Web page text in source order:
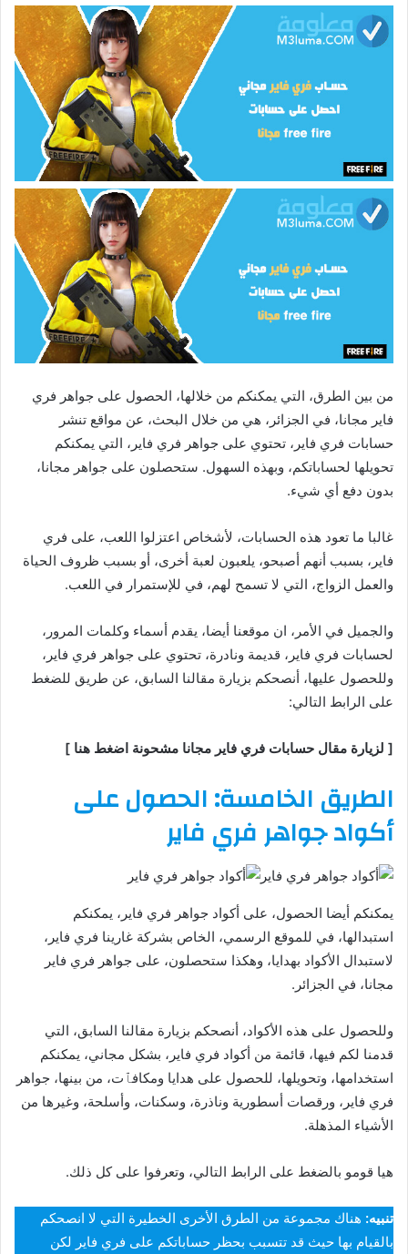
من بين الطرق، التي يمكنكم من خلالها، الحصول على جواهر فري
فاير مجانا، في الجزائر، هي من خلال البحث، عن مواقع تنشر
حسابات فري فاير، تحتوي على جواهر فري فاير، التي يمكنكم
تحويلها لحساباتكم، وبهذه السهول. ستحصلون على جواهر مجانا،
بدون دفع أي شيء.
غالبا ما تعود هذه الحسابات، لأشخاص اعتزلوا اللعب، على فري
فاير، بسبب أنهم أصبحو، يلعبون لعبة أخرى، أو بسبب ظروف الحياة
والعمل الزواج، التي لا تسمح لهم، في للإستمرار في اللعب.
والجميل في الأمر، ان موقعنا أيضا، يقدم أسماء وكلمات المرور،
لحسابات فري فاير، قديمة ونادرة، تحتوي على جواهر فري فاير،
وللحصول عليها، أنصحكم بزيارة مقالنا السابق، عن طريق للضغط
على الرابط التالي:
[ لزيارة مقال حسابات فري فاير مجانا مشحونة اضغط هنا ]
الطريق الخامسة: الحصول على
أكواد جواهر فري فاير
يمكنكم أيضا الحصول، على أكواد جواهر فري فاير، يمكنكم
استبدالها، في للموقع الرسمي، الخاص بشركة غارينا فري فاير،
لاستبدال الأكواد بهدايا، وهكذا ستحصلون، على جواهر فري فاير
مجانا، في الجزائر.
وللحصول على هذه الأكواد، أنصحكم بزيارة مقالنا السابق، التي
قدمنا لكم فيها، قائمة من أكواد فري فاير، بشكل مجاني، يمكنكم
استخدامها، وتحويلها، للحصول على هدايا ومكافٱت، من بينها، جواهر
فري فاير، ورقصات أسطورية وناذرة، وسكنات، وأسلحة، وغيرها من
الأشياء المذهلة.
هيا قومو بالضغط على الرابط التالي، وتعرفوا على كل ذلك.
تنبيه: هناك مجموعة من الطرق الأخرى الخطيرة التي لا انصحكم
بالقيام بها حيث قد تتسبب بحظر حساباتكم على فري فاير لكن